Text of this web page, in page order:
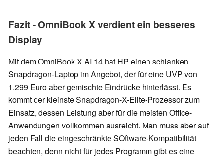
Fazit - OmniBook X verdient ein besseres
Display
Mit dem OmniBook X AI 14 hat HP einen schlanken
Snapdragon-Laptop im Angebot, der für eine UVP von
1.299 Euro aber gemischte Eindrücke hinterlässt. Es
kommt der kleinste Snapdragon-X-Elite-Prozessor zum
Einsatz, dessen Leistung aber für die meisten Office-
Anwendungen vollkommen ausreicht. Man muss aber auf
jeden Fall die eingeschränkte SOftware-Kompatibilität
beachten, denn nicht für jedes Programm gibt es eine